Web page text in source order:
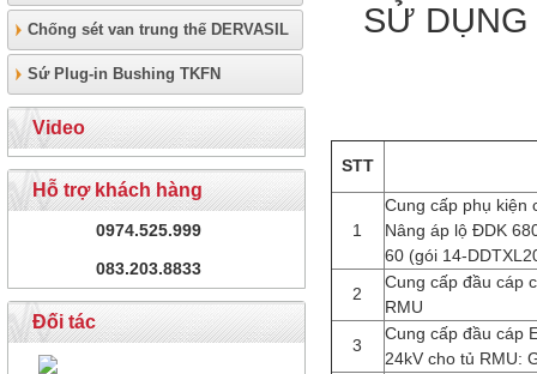
Chống sét van trung thế DERVASIL
Sứ Plug-in Bushing TKFN
Video
Hỗ trợ khách hàng
0974.525.999
083.203.8833
Đối tác
SỬ DỤNG
STT
1
Cung cấp phụ kiện
Nâng áp lộ ĐDK
60 (gói 14-
2
Cung cấp đầu cáp
RMU
3
Cung cấp đầu cáp
24kV cho tủ RMU: